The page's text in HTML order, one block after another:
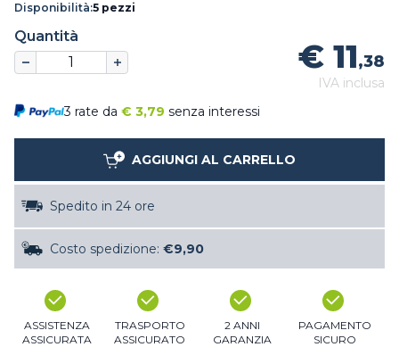
Disponibilità:5 pezzi
Quantità
€ 11,38
IVA inclusa
3 rate da € 3,79 senza interessi
AGGIUNGI AL CARRELLO
Spedito in 24 ore
Costo spedizione: €9,90
ASSISTENZA
ASSICURATA
TRASPORTO
ASSICURATO
2 ANNI
GARANZIA
PAGAMENTO
SICURO